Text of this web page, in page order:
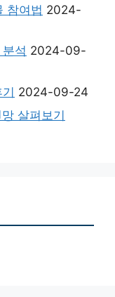
참여법 2024-
석 2024-09-
2024-09-24
살펴보기